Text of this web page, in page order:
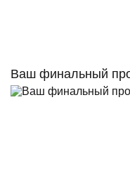
Ваш финальный